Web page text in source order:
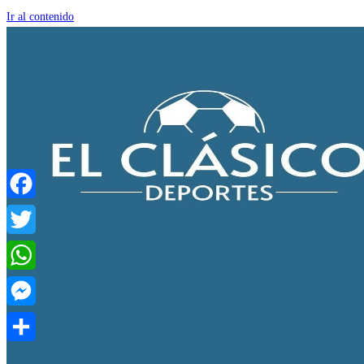
Ir al contenido
Facebook
Twitter
WhatsApp
Messenger